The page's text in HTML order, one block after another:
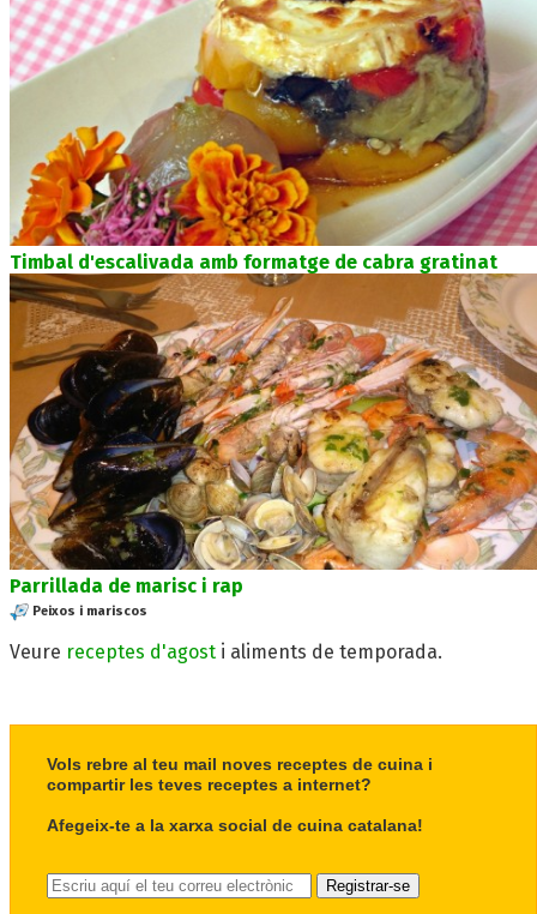
Timbal d'escalivada amb formatge de cabra gratinat
Parrillada de marisc i rap
Peixos i mariscos
Veure receptes d'agost i aliments de temporada.
Vols rebre al teu mail noves receptes de cuina i
compartir les teves receptes a internet?
Afegeix-te a la xarxa social de cuina catalana!